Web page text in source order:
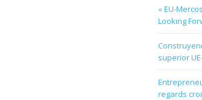
« EU-
Looking
superior
regards